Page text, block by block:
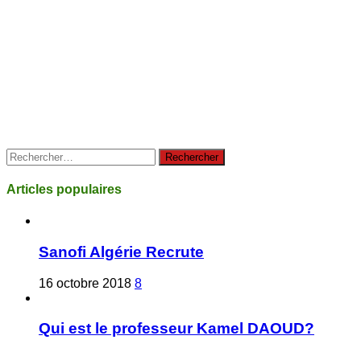
Rechercher :
Articles populaires
Sanofi Algérie Recrute
16 octobre 2018 8
Qui est le professeur Kamel DAOUD?